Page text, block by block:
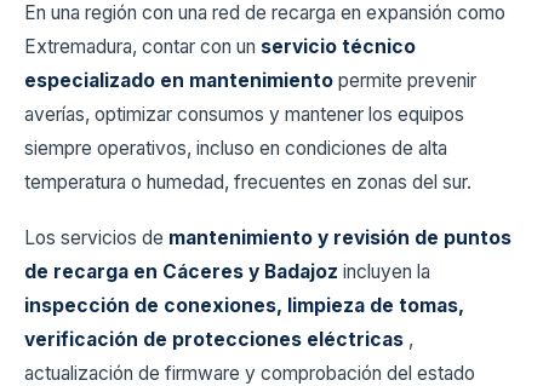
En una región con una red de recarga en expansión como
Extremadura, contar con un servicio técnico
especializado en mantenimiento permite prevenir
averías, optimizar consumos y mantener los equipos
siempre operativos, incluso en condiciones de alta
temperatura o humedad, frecuentes en zonas del sur.
Los servicios de mantenimiento y revisión de puntos
de recarga en Cáceres y Badajoz incluyen la
inspección de conexiones, limpieza de tomas,
verificación de protecciones eléctricas ,
actualización de firmware y comprobación del estado